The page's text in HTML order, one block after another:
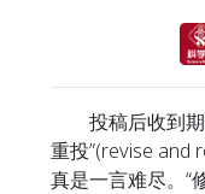
投稿后收到期
重投”(revise and
真是一言难尽。“